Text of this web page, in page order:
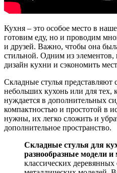
Кухня – это особое место в
готовим еду, но и проводим
и друзей. Важно, чтобы она
стильной. Одним из элементов,
дизайн кухни и сэкономить
Складные стулья
небольших кухонь или для тех,
нуждается в дополнительных
компактностью и простотой в
нужны, их легко сложить и
дополнительное пространство.
Складные стулья для
разнообразные модели
классических